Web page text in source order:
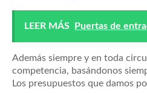
LEER MÁS Puertas de
Además siempre y en toda
competencia, basándonos
Los presupuestos que damos